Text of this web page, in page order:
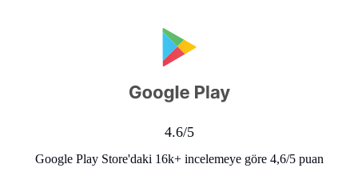
4.6/5
Google Play Store'daki 16k+ incelemeye göre 4,6/5 puan